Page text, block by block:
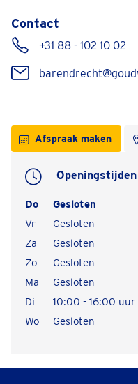
Contact
+31 88 - 102 10 02
Afspraak maken
Openingstijden
Do
Gesloten
Vr
Gesloten
Za
Gesloten
Zo
Gesloten
Ma
Gesloten
Di
10:00 - 16:00 uur
Wo
Gesloten